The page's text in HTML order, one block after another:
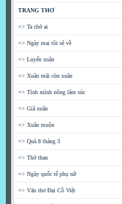
TRANG THƠ
=> Ta chờ ai
=> Ngày mai tôi sẽ về
=> Luyến xuân
=> Xuân mãi còn xuân
=> Tình mình nông lâm súc
=> Giã xuân
=> Xuân muộn
=> Quà 8 tháng 3
=> Thở than
=> Ngày quốc tế phụ nữ
=> Văn thơ Đại Cồ Việt